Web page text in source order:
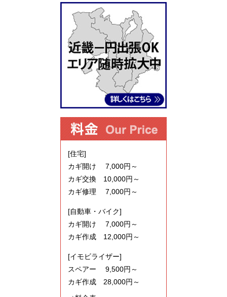
[住宅]
カギ開け 7,000円～
カギ交換 10,000円～
カギ修理 7,000円～
[自動車・バイク]
カギ開け 7,000円～
カギ作成 12,000円～
[イモビライザー]
スペアー 9,500円～
カギ作成 28,000円～